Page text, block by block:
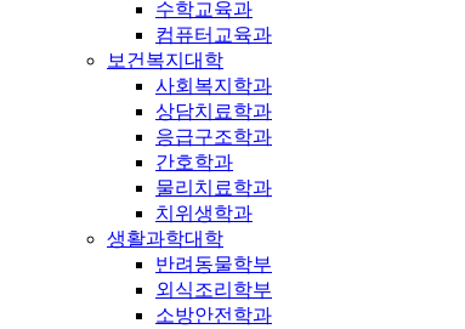
수학교육과
컴퓨터교육과
보건복지대학
사회복지학과
상담치료학과
응급구조학과
간호학과
물리치료학과
치위생학과
생활과학대학
반려동물학부
외식조리학부
소방안전학과